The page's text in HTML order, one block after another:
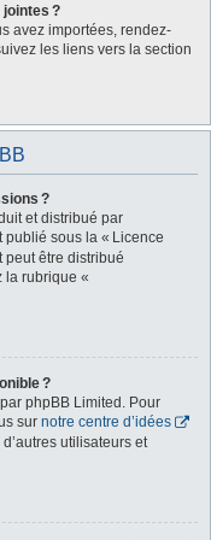
?
avez importées, rendez-
les liens vers la section
?
et distribué par
publié sous la « Licence
peut être distribué
la rubrique «
?
phpBB Limited. Pour
sur notre centre d’idées
utilisateurs et